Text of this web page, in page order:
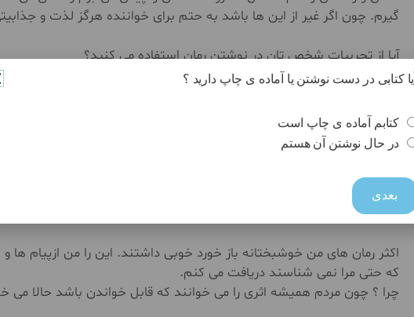
گیرم. چون اگر غیر از این ها باشد به حتم برای خواننده هرگز لذت و
آیا از تجربیات شخص تان در نوشتن رمان استفاده می کنید؟
البته استفاده می کنم اما گاهی نه همیشه. زیرا داستان نمی تواند فقط
دانش و آگاهی درست و منطقی آمده باشد.
اگر قرار باشد نویسنده تمامی داستانش را فقط از تجربه زیستی خودش
دهد می شود تکرار و تکرار و تکرار واین تکرارها نه تنها جالب نیست بلکه
اثر.
از رمان هایی که تاکنون نوشته اید کدام یکی تاثیر بیشتری روی
اکثر رمان های من خوشبختانه باز خورد خوبی داشتند. این را من ازپیام
که حتی مرا نمی شناسند دریافت می کنم.
چرا ؟ چون مردم همیشه اثری را می خوانند که قابل خواندن باشد حالا
آیا کتابی در دست نوشتن یا آماده ی چاپ دارید ؟
کتابم آماده ی چاپ است
در حال نوشتن آن هستم
بعدی